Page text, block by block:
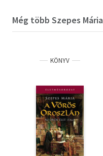
Még több Szepes Mária
KÖNYV